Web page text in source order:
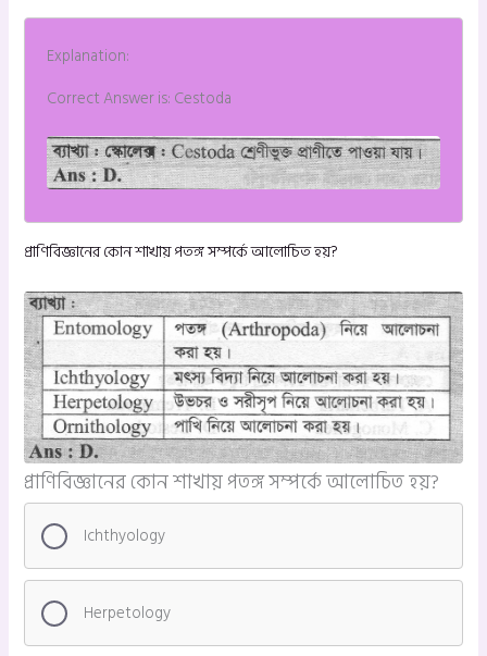
Explanation:
Correct Answer is: Cestoda
প্রাণিবিজ্ঞানের কোন শাখায় পতঙ্গ সম্পর্কে আলোচিত হয়?
প্রাণিবিজ্ঞানের কোন শাখায় পতঙ্গ সম্পর্কে আলোচিত হয়?
Ichthyology
Herpetology